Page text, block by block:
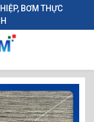
BƠM THỰC